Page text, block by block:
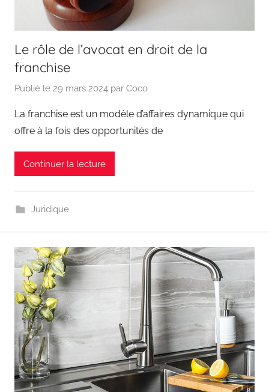
Le rôle de l’avocat en droit de la
franchise
Publié le 29 mars 2024 par Coco
La franchise est un modèle d’affaires dynamique qui
offre à la fois des opportunités de
Continuer la lecture
Juridique